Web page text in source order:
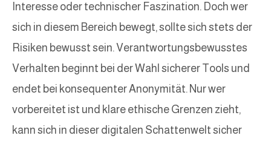
Interesse oder technischer Faszination. Doch wer
sich in diesem Bereich bewegt, sollte sich stets der
Risiken bewusst sein. Verantwortungsbewusstes
Verhalten beginnt bei der Wahl sicherer Tools und
endet bei konsequenter Anonymität. Nur wer
vorbereitet ist und klare ethische Grenzen zieht,
kann sich in dieser digitalen Schattenwelt sicher